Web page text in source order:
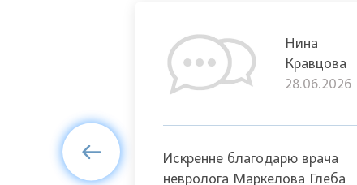
Майя
Нина
Кравцова
28.06.2026
Искренне благодарю врача
невролога Маркелова Глеба